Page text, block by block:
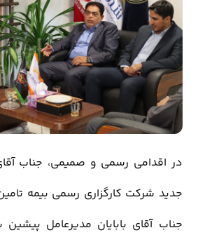
در اقدامی رسمی و صمیمی، جناب
جدید شرکت کارگزاری رسمی بیمه
جناب آقای بابایان مدیرعامل پیشین